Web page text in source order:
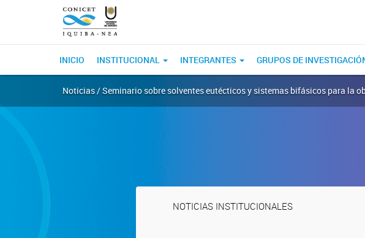
INICIO INSTITUCIONAL INTEGRANTES GRUPOS DE
Noticias / Seminario sobre solventes eutécticos y sistemas bifásicos para la
NOTICIAS INSTITUCIONALES